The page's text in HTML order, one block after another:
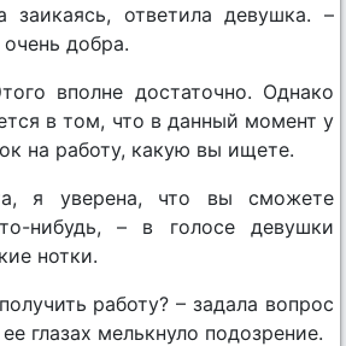
заикаясь, ответила девушка. –
добра.
вполне достаточно. Однако
в том, что в данный момент у
на работу, какую вы ищете.
я уверена, что вы сможете
нибудь, – в голосе девушки
нотки.
работу? – задала вопрос
глазах мелькнуло подозрение.